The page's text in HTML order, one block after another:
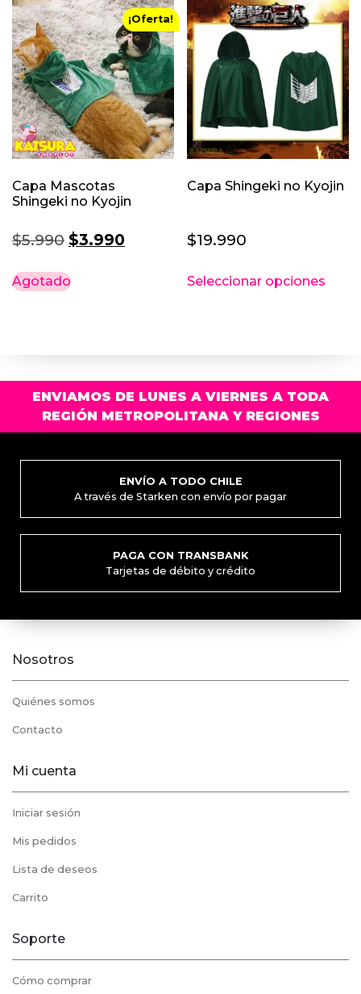
Las
se
elegir
en
la
de
¡Oferta!
Capa Mascotas
Shingeki no Kyojin
$5.990 El
original
$3.990
Agotado
Capa Shingeki no Kyojin
$19.990
Seleccionar opciones
se
en
de
ENVIAMOS DE LUNES A VIERNES A TODA
REGIÓN METROPOLITANA Y REGIONES
ENVÍO A TODO CHILE
A través de Starken con envío por pagar
PAGA CON TRANSBANK
Tarjetas de débito y crédito
Nosotros
Quiénes somos
Contacto
Mi cuenta
Iniciar sesión
Mis pedidos
Lista de deseos
Carrito
Soporte
Cómo comprar